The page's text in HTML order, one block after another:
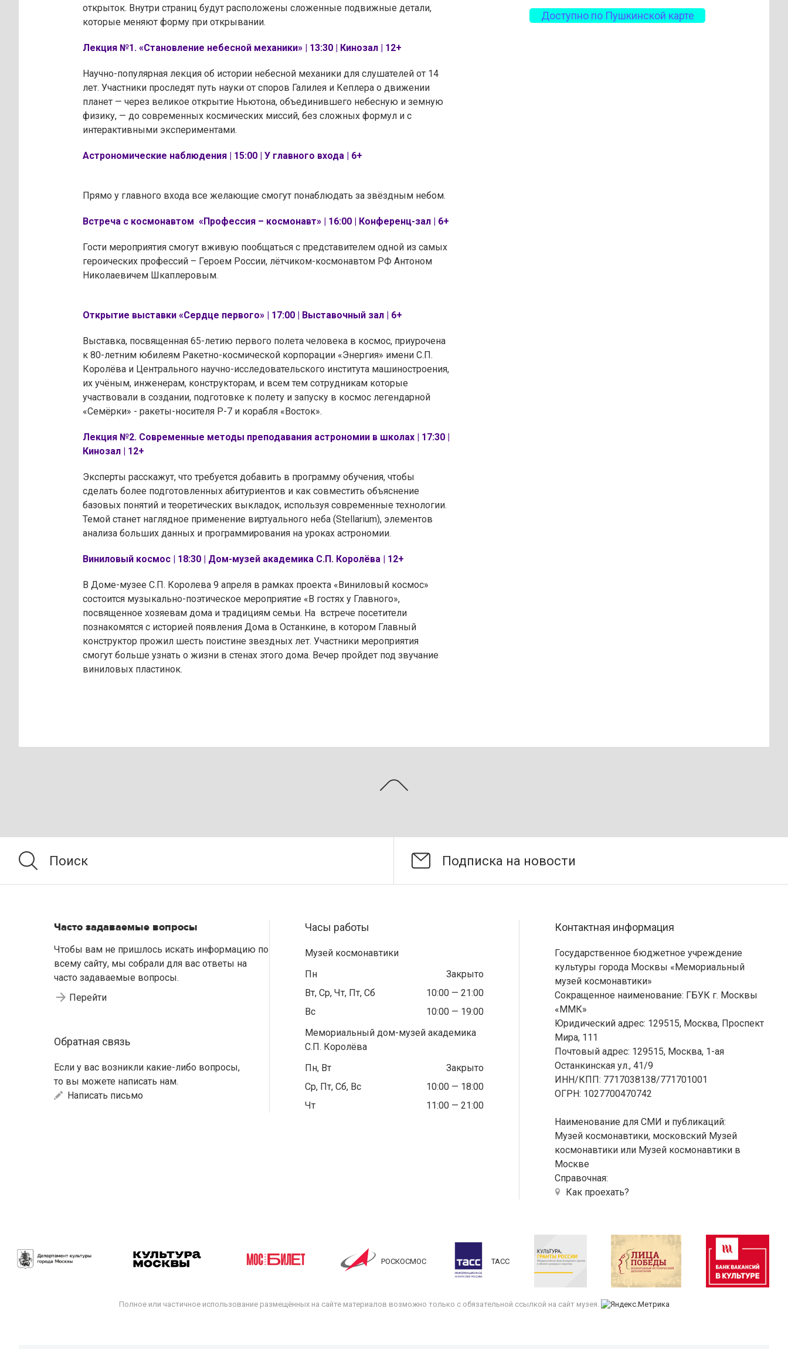
открыток. Внутри страниц будут расположены сложенные подвижные детали,
которые меняют форму при открывании.
Лекция №1. «Становление небесной механики» | 13:30 | Кинозал | 12+
Научно-популярная лекция об истории небесной механики для слушателей от 14
лет. Участники проследят путь науки от споров Галилея и Кеплера о движении
планет — через великое открытие Ньютона, объединившего небесную и земную
физику, — до современных космических миссий, без сложных формул и с
интерактивными экспериментами.
Астрономические наблюдения | 15:00 | У главного входа | 6+
Прямо у главного входа все желающие смогут понаблюдать за звёздным небом.
Встреча с космонавтом «Профессия – космонавт» | 16:00 | Конференц-зал | 6+
Гости мероприятия смогут вживую пообщаться с представителем одной из самых
героических профессий – Героем России, лётчиком-космонавтом РФ Антоном
Николаевичем Шкаплеровым.
Открытие выставки «Сердце первого» | 17:00 | Выставочный зал | 6+
Выставка, посвященная 65-летию первого полета человека в космос, приурочена
к 80-летним юбилеям Ракетно-космической корпорации «Энергия» имени С.П.
Королёва и Центрального научно-исследовательского института машиностроения,
их учёным, инженерам, конструкторам, и всем тем сотрудникам которые
участвовали в создании, подготовке к полету и запуску в космос легендарной
«Семёрки» - ракеты-носителя Р-7 и корабля «Восток».
Лекция №2. Современные методы преподавания астрономии в школах | 17:30 |
Кинозал | 12+
Эксперты расскажут, что требуется добавить в программу обучения, чтобы
сделать более подготовленных абитуриентов и как совместить объяснение
базовых понятий и теоретических выкладок, используя современные технологии.
Темой станет наглядное применение виртуального неба (Stellarium), элементов
анализа больших данных и программирования на уроках астрономии.
Виниловый космос | 18:30 | Дом-музей академика С.П. Королёва | 12+
В Доме-музее С.П. Королева 9 апреля в рамках проекта «Виниловый космос»
состоится музыкально-поэтическое мероприятие «В гостях у Главного»,
посвященное хозяевам дома и традициям семьи. На встрече посетители
познакомятся с историей появления Дома в Останкине, в котором Главный
конструктор прожил шесть поистине звездных лет. Участники мероприятия
смогут больше узнать о жизни в стенах этого дома. Вечер пройдет под звучание
виниловых пластинок.
Доступно по Пушкинской карте
Часто задаваемые вопросы
Чтобы вам не пришлось искать информацию по
всему сайту, мы собрали для вас ответы на
часто задаваемые вопросы.
Перейти
Обратная связь
Если у вас возникли какие-либо вопросы,
то вы можете написать нам.
Написать письмо
Часы работы
Музей космонавтики
Пн
Закрыто
Вт, Ср, Чт, Пт, Сб
10:00 — 21:00
Вс
10:00 — 19:00
Мемориальный дом-музей академика
С.П. Королёва
Пн, Вт
Закрыто
Ср, Пт, Сб, Вс
10:00 — 18:00
Чт
11:00 — 21:00
Контактная информация
Государственное бюджетное учреждение
культуры города Москвы «Мемориальный
музей космонавтики»
Сокращенное наименование: ГБУК г. Москвы
«ММК»
Юридический адрес: 129515, Москва, Проспект
Мира, 111
Почтовый адрес: 129515, Москва, 1-ая
Останкинская ул., 41/9
ИНН/КПП: 7717038138/771701001
ОГРН: 1027700470742
Наименование для СМИ и публикаций:
Музей космонавтики, московский Музей
космонавтики или Музей космонавтики в
Москве
Справочная:
Как проехать?
РОСКОСМОС ТАСС
Полное или частичное использование размещённых на сайте материалов возможно только с обязательной ссылкой на сайт музея.